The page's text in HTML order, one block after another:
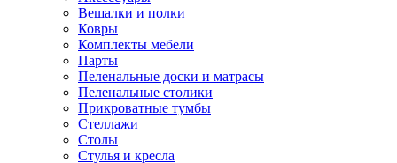
Вешалки и полки
Ковры
Комплекты мебели
Парты
Пеленальные доски и матрасы
Пеленальные столики
Прикроватные тумбы
Стеллажи
Столы
Стулья и кресла